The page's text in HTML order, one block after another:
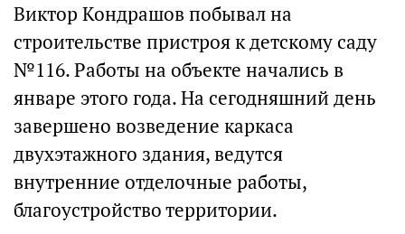
Виктор Кондрашов побывал на
строительстве пристроя к детскому саду
№116. Работы на объекте начались в
январе этого года. На сегодняшний день
завершено возведение каркаса
двухэтажного здания, ведутся
внутренние отделочные работы,
благоустройство территории.